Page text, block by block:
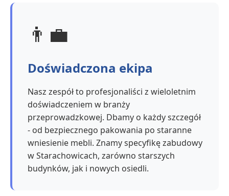
👨‍💼
Doświadczona ekipa
Nasz zespół to profesjonaliści z wieloletnim
doświadczeniem w branży
przeprowadzkowej. Dbamy o każdy szczegół
- od bezpiecznego pakowania po staranne
wniesienie mebli. Znamy specyfikę zabudowy
w Starachowicach, zarówno starszych
budynków, jak i nowych osiedli.